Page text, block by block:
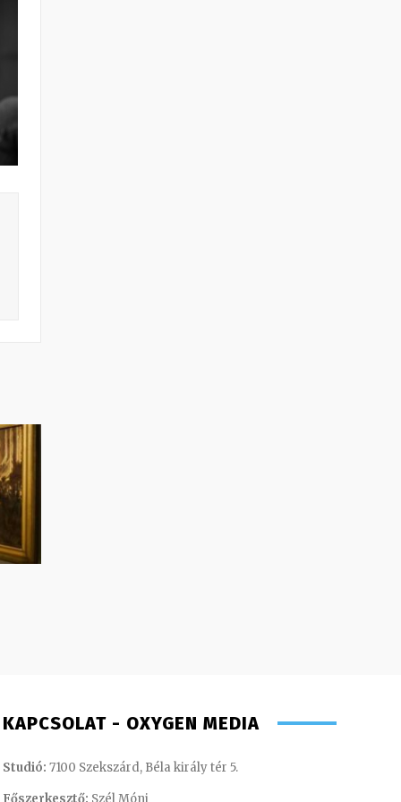
KAPCSOLAT - OXYGEN MEDIA
Studió: 7100 Szekszárd, Béla király tér 5.
Főszerkesztő: Szél Móni